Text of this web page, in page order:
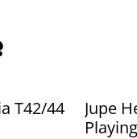
T42/44 %
Jupe